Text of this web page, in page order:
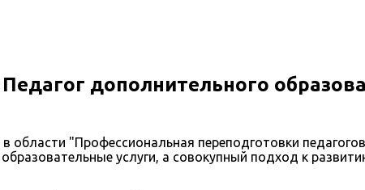
дополнительного
"Профессиональная переподготовки
услуги, а совокупный подход к